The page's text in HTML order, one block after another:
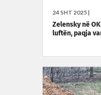
24 SHT 2025 |
Zelensky në
luftën, paqja